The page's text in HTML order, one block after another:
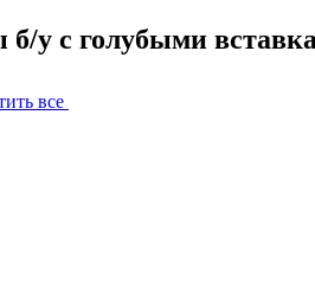
б/у с голубыми
все